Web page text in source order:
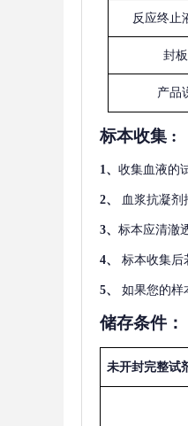
反应终止
封
产品
标本收集 :
1、 收集血液的
2、 血浆抗凝剂
3、 标本应清澈
4、 标本收集后
5、 如果您的样
储存条件：
未开封完整试